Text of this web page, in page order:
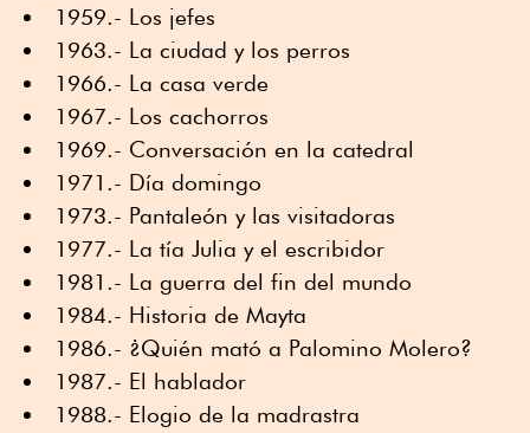
1959.- Los jefes
1963.- La ciudad y los perros
1966.- La casa verde
1967.- Los cachorros
1969.- Conversación en la catedral
1971.- Día domingo
1973.- Pantaleón y las visitadoras
1977.- La tía Julia y el escribidor
1981.- La guerra del fin del mundo
1984.- Historia de Mayta
1986.- ¿Quién mató a Palomino Molero?
1987.- El hablador
1988.- Elogio de la madrastra